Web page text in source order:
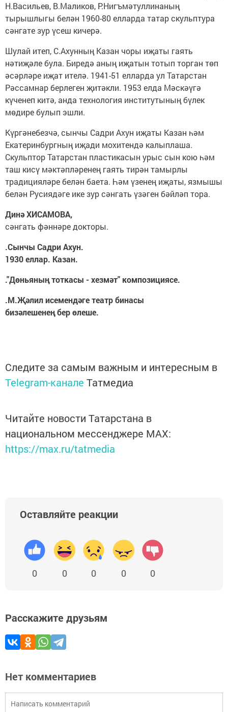
Н.Васильев, В.Маликов, Р.Нигъмәтуллинаның
тырышлыгы белән 1960-80 елларда татар скульптура
сәнгате зур үсеш кичерә.
Шулай итеп, С.Ахунның Казан чоры иҗаты гаять
нәтиҗәле була. Биредә аның иҗатын тотып торган төп
әсәрләре иҗат ителә. 1941-51 елларда ул Татарстан
Рәссамнар берлеген җитәкли. 1953 елда Мәскәүгә
күченеп китә, анда технология институтының бүлек
мөдире булып эшли.
Күргәнебезчә, сынчы Садри Ахун иҗаты Казан һәм
Екатеринбургның иҗади мохитендә калыплаша.
Скульптор Татарстан пластикасын урыс сын кою һәм
таш кисү мәктәпләренең гаять тирән тамырлы
традицияләре белән баета. Һәм үзенең иҗаты, язмышы
белән Русиядәге ике зур сәнгать үзәген бәйләп тора.
Динә ХИСАМОВА,
сәнгать фәннәре докторы.
.Сынчы Садри Ахун.
1930 еллар. Казан.
."Дөньяның тоткасы - хезмәт" композициясе.
.М.Җәлил исемендәге театр бинасы
бизәлешенең бер өлеше.
Следите за самым важным и интересным в
Telegram-канале Татмедиа
Читайте новости Татарстана в
национальном мессенджере MАХ:
https://max.ru/tatmedia
Оставляйте реакции
0 0 0 0 0
Расскажите друзьям
Нет комментариев